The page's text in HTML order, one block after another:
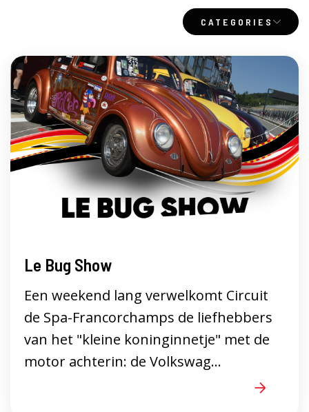
CATEGORIES
Le Bug Show
Een weekend lang verwelkomt Circuit
de Spa-Francorchamps de liefhebbers
van het "kleine koninginnetje" met de
motor achterin: de Volkswag...